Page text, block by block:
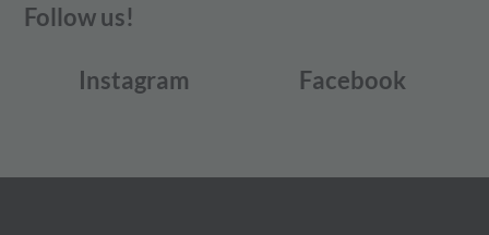
Follow us!
Instagram Facebook